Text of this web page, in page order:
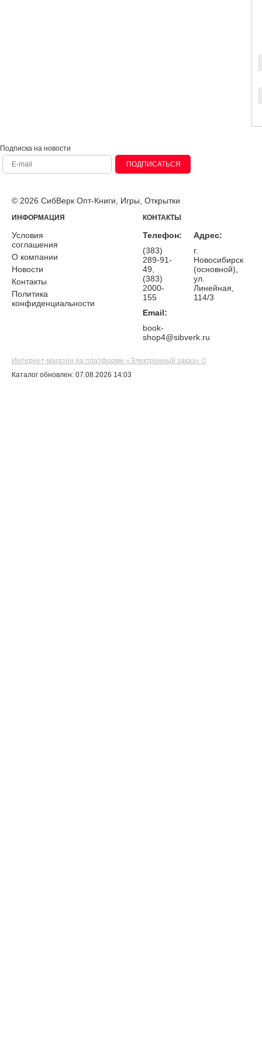
Подписка на новости
ПОДПИСАТЬСЯ
© 2026 СибВерк Опт-Книги, Игры, Открытки
ИНФОРМАЦИЯ
Условия
соглашения
О компании
Новости
Контакты
Политика
конфиденциальности
КОНТАКТЫ
Телефон:
(383)
289-91-
49,
(383)
2000-
155
Email:
book-
shop4@sibverk.ru
Адрес:
г.
Новосибирск
(основной),
ул.
Линейная,
114/3
Интернет-магазин на платформе «Электронный заказ» ©
Каталог обновлен: 07.08.2026 14:03